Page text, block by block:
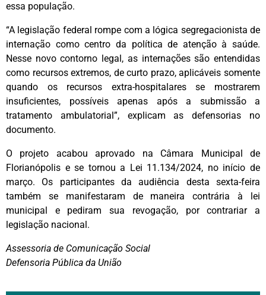
essa população.
“A legislação federal rompe com a lógica segregacionista de
internação como centro da política de atenção à saúde.
Nesse novo contorno legal, as internações são entendidas
como recursos extremos, de curto prazo, aplicáveis somente
quando os recursos extra-hospitalares se mostrarem
insuficientes, possíveis apenas após a submissão a
tratamento ambulatorial”, explicam as defensorias no
documento.
O projeto acabou aprovado na Câmara Municipal de
Florianópolis e se tornou a Lei 11.134/2024, no início de
março. Os participantes da audiência desta sexta-feira
também se manifestaram de maneira contrária à lei
municipal e pediram sua revogação, por contrariar a
legislação nacional.
Assessoria de Comunicação Social
Defensoria Pública da União